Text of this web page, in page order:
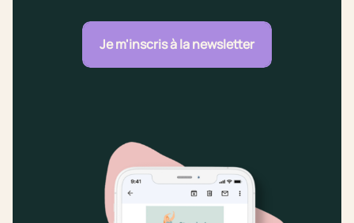
Je m'inscris à la newsletter